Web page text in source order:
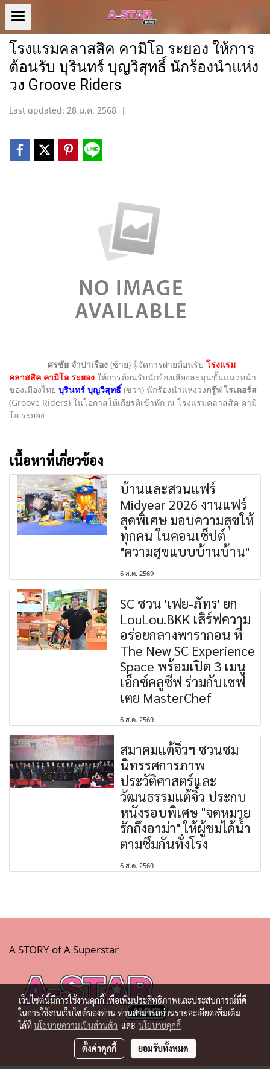
โรงแรมคลาสสิค คามิโอ ระยอง ให้การ
ต้อนรับ บุรินทร์ บุญวิสุทธิ์ นักร้องนำแห่ง
วง Groove Riders
Last updated: 28 ม.ค. 2568 |
ศรชัย จำปาเรือง (ซ้าย) ผู้จัดการฝ่ายต้อนรับ โรงแรม
คลาสสิค คามิโอ ระยอง ให้การต้อนรับนักร้องเสียงละมุนชั้นแนวหน้า
ของเมืองไทย บุรินทร์ บุญวิสุทธิ์ (ขวา) นักร้องนำแห่งวงกรู๊ฟ ไรเดอร์ส
(Groove Riders) ในโอกาสให้เกียรติเข้าพัก ณ โรงแรมคลาสสิค คามิ
โอ ระยอง
เนื้อหาที่เกี่ยวข้อง
บ้านและสวนแฟร์
Midyear 2026 งานแฟร์
สุดพิเศษ มอบความสุขให้
ทุกคน ในคอนเซ็ปต์
"ความสุขแบบบ้านบ้าน"
6 ส.ค. 2569
SC ชวน 'เฟย-ภัทร' ยก
LouLou.BKK เสิร์ฟความ
อร่อยกลางพารากอน ที่
The New SC Experience
Space พร้อมเปิด 3 เมนู
เอ็กซ์คลูซีฟ ร่วมกับเชฟ
เตย MasterChef
6 ส.ค. 2569
สมาคมแต้จิ๋วฯ ชวนชม
นิทรรศการภาพ
ประวัติศาสตร์และ
วัฒนธรรมแต้จิ๋ว ประกบ
หนังรอบพิเศษ "จดหมาย
รักถึงอาม่า" ให้ผู้ชมได้น้ำ
ตามซึมกันทั่งโรง
6 ส.ค. 2569
A STORY of A Superstar
เว็บไซต์นี้มีการใช้งานคุกกี้ เพื่อเพิ่มประสิทธิภาพและประสบการณ์ที่ดี
ในการใช้งานเว็บไซต์ของท่าน ท่านสามารถอ่านรายละเอียดเพิ่มเติม
ได้ที่นโยบายความเป็นส่วนตัว และ นโยบายคุกกี้
ตั้งค่าคุกกี้ ยอมรับทั้งหมด